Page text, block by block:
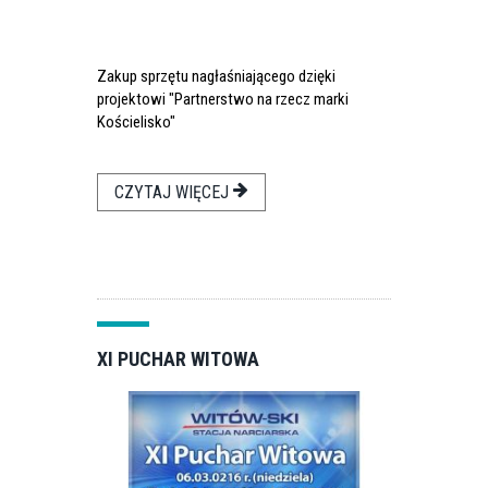
Zakup sprzętu nagłaśniającego dzięki
projektowi "Partnerstwo na rzecz marki
Kościelisko"
CZYTAJ WIĘCEJ
XI PUCHAR WITOWA